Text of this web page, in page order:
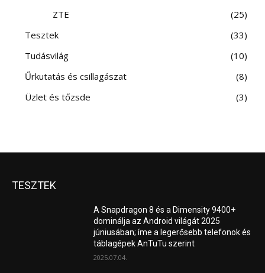
ZTE
25
Tesztek
33
Tudásvilág
10
Űrkutatás és csillagászat
8
Üzlet és tőzsde
3
TESZTEK
A Snapdragon 8 és a Dimensity 9400+
dominálja az Android világát 2025
júniusában; íme a legerősebb telefonok és
táblagépek AnTuTu szerint
2025.07.04.